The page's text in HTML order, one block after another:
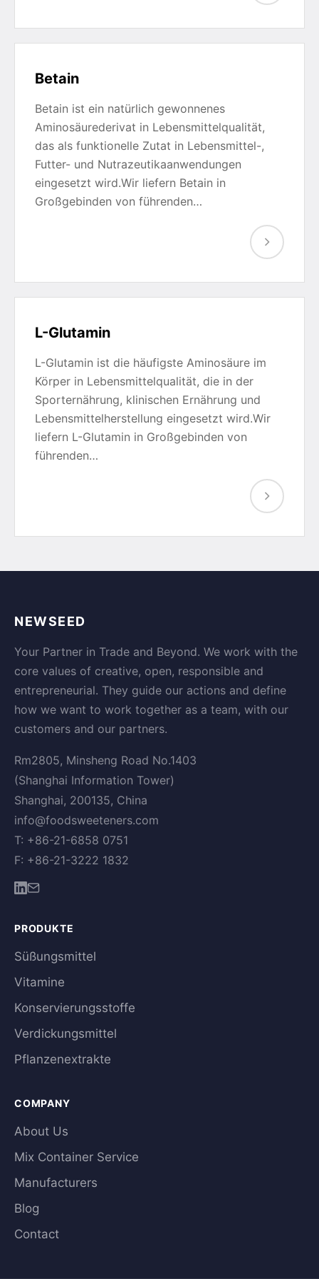
Betain
Betain ist ein natürlich gewonnenes
Aminosäurederivat in Lebensmittelqualität,
das als funktionelle Zutat in Lebensmittel-,
Futter- und Nutrazeutikaanwendungen
eingesetzt wird.Wir liefern Betain in
Großgebinden von führenden…
L-Glutamin
L-Glutamin ist die häufigste Aminosäure im
Körper in Lebensmittelqualität, die in der
Sporternährung, klinischen Ernährung und
Lebensmittelherstellung eingesetzt wird.Wir
liefern L-Glutamin in Großgebinden von
führenden…
NEWSEED
Your Partner in Trade and Beyond. We work with the
core values of creative, open, responsible and
entrepreneurial. They guide our actions and define
how we want to work together as a team, with our
customers and our partners.
Rm2805, Minsheng Road No.1403
(Shanghai Information Tower)
Shanghai, 200135, China
info@foodsweeteners.com
T: +86-21-6858 0751
F: +86-21-3222 1832
PRODUKTE
Süßungsmittel
Vitamine
Konservierungsstoffe
Verdickungsmittel
Pflanzenextrakte
COMPANY
About Us
Mix Container Service
Manufacturers
Blog
Contact